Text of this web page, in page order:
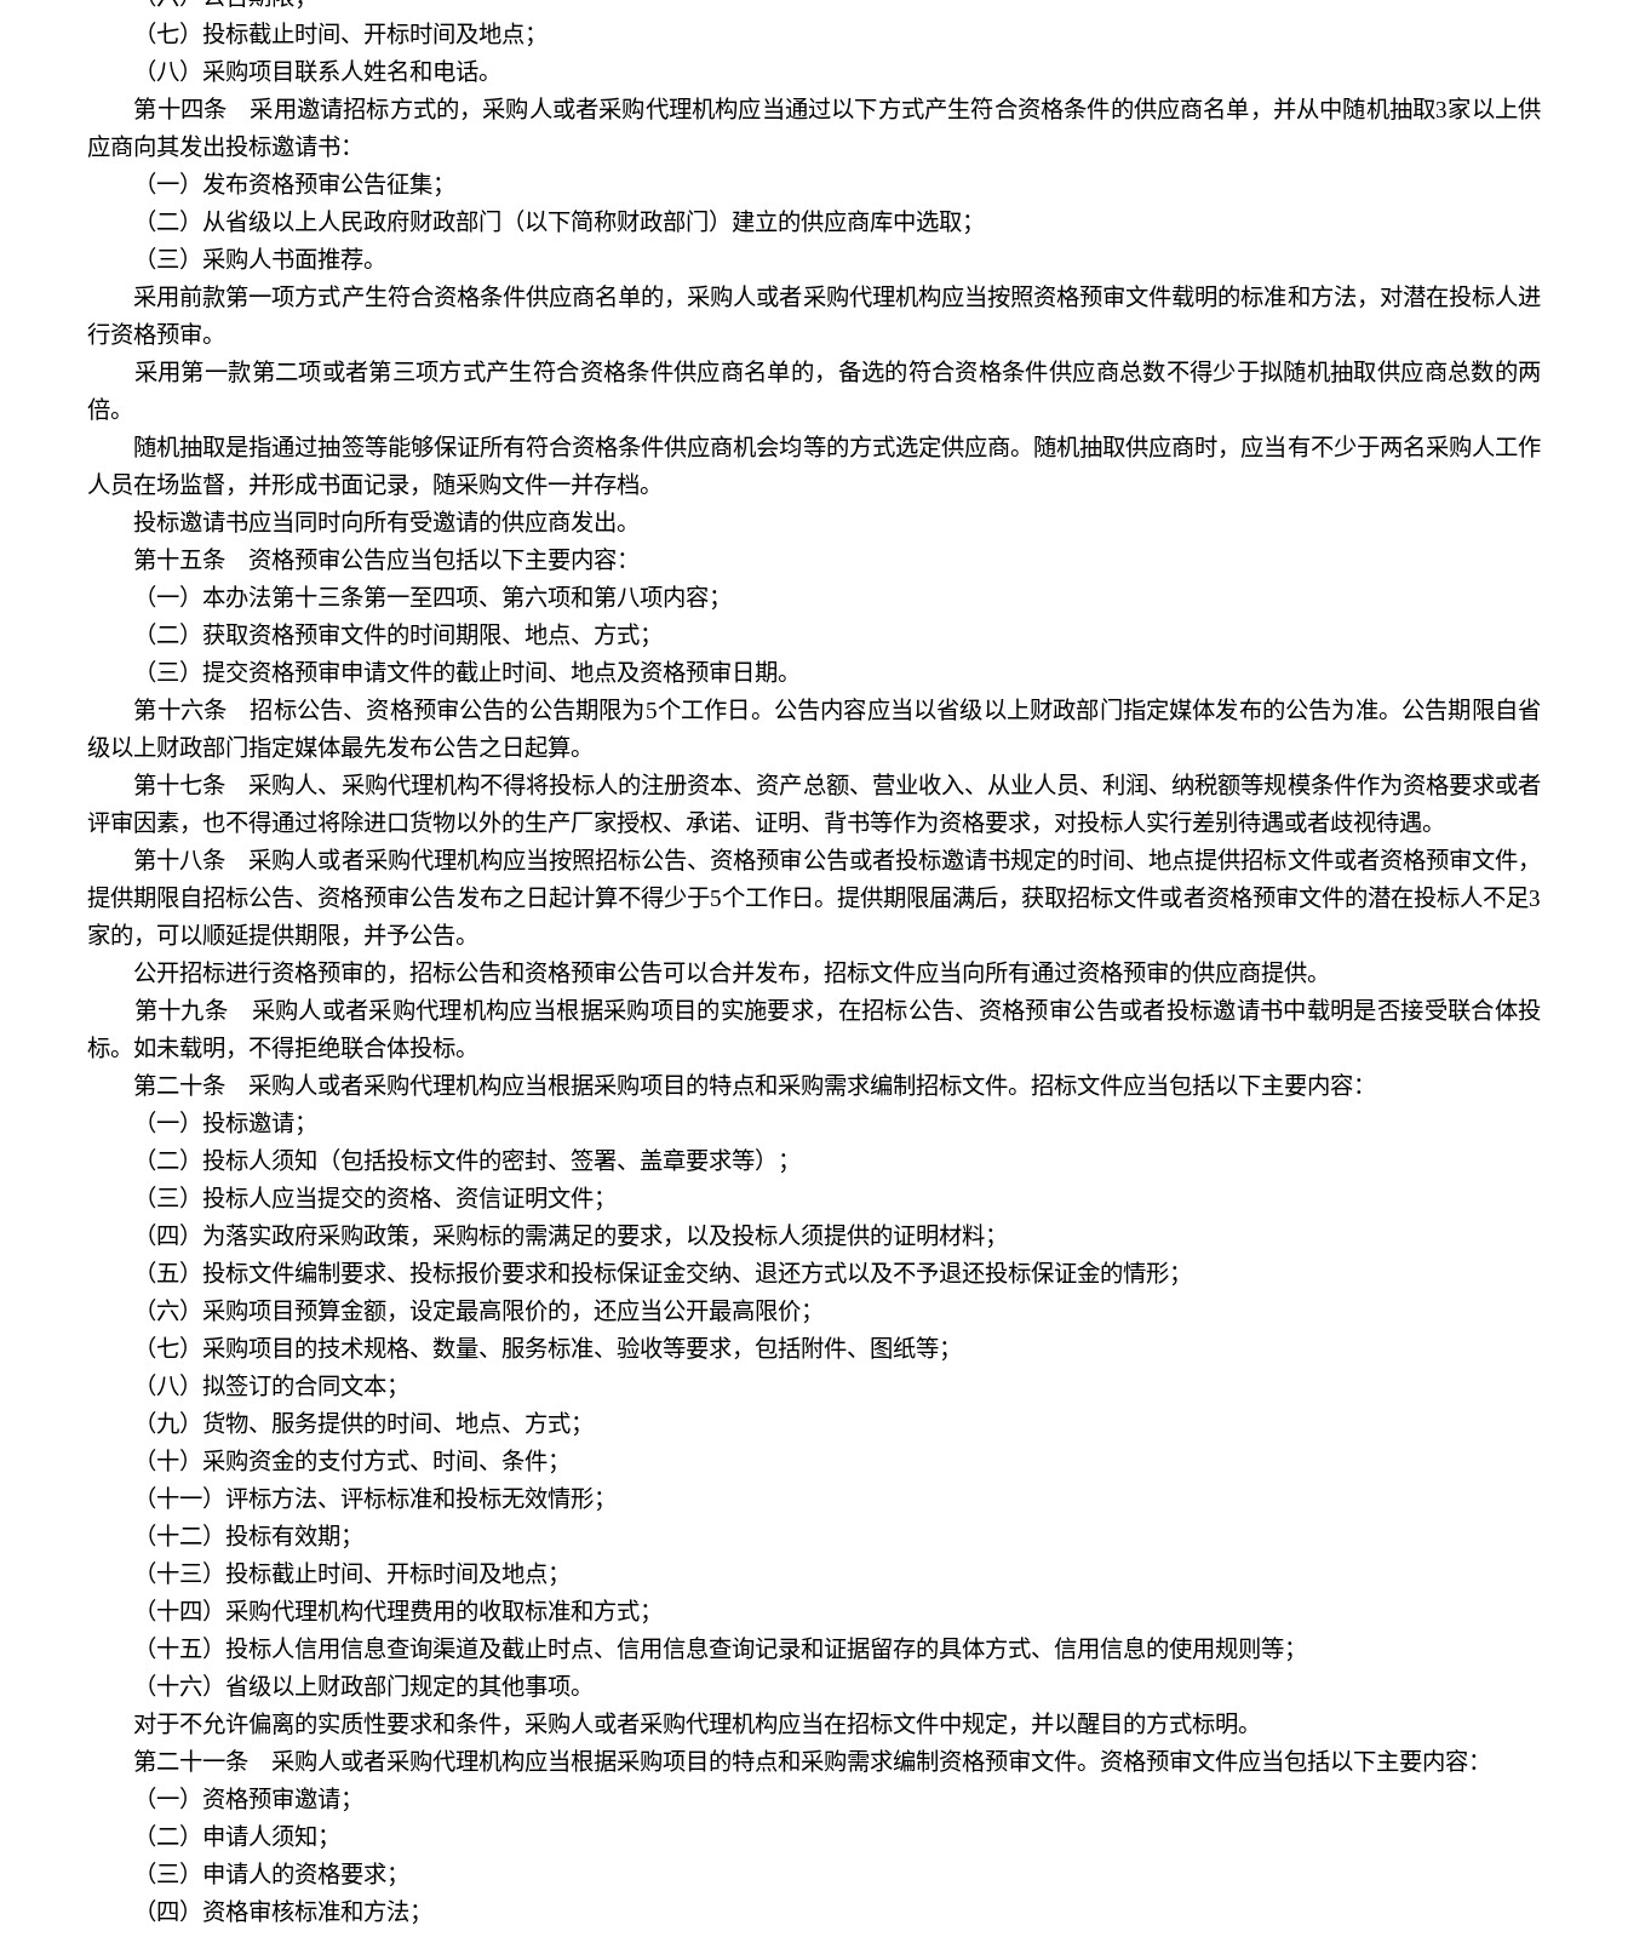
（七）投标截止时间、开标时间及地点；
（八）采购项目联系人姓名和电话。
第十四条 采用邀请招标方式的，采购人或者采购代理机构应当通过以下方式产生符合资格条件的供应商名单，并从中随机抽取3家以上供
应商向其发出投标邀请书：
（一）发布资格预审公告征集；
（二）从省级以上人民政府财政部门（以下简称财政部门）建立的供应商库中选取；
（三）采购人书面推荐。
采用前款第一项方式产生符合资格条件供应商名单的，采购人或者采购代理机构应当按照资格预审文件载明的标准和方法，对潜在投标人进
行资格预审。
采用第一款第二项或者第三项方式产生符合资格条件供应商名单的，备选的符合资格条件供应商总数不得少于拟随机抽取供应商总数的两
倍。
随机抽取是指通过抽签等能够保证所有符合资格条件供应商机会均等的方式选定供应商。随机抽取供应商时，应当有不少于两名采购人工作
人员在场监督，并形成书面记录，随采购文件一并存档。
投标邀请书应当同时向所有受邀请的供应商发出。
第十五条 资格预审公告应当包括以下主要内容：
（一）本办法第十三条第一至四项、第六项和第八项内容；
（二）获取资格预审文件的时间期限、地点、方式；
（三）提交资格预审申请文件的截止时间、地点及资格预审日期。
第十六条 招标公告、资格预审公告的公告期限为5个工作日。公告内容应当以省级以上财政部门指定媒体发布的公告为准。公告期限自省
级以上财政部门指定媒体最先发布公告之日起算。
第十七条 采购人、采购代理机构不得将投标人的注册资本、资产总额、营业收入、从业人员、利润、纳税额等规模条件作为资格要求或者
评审因素，也不得通过将除进口货物以外的生产厂家授权、承诺、证明、背书等作为资格要求，对投标人实行差别待遇或者歧视待遇。
第十八条 采购人或者采购代理机构应当按照招标公告、资格预审公告或者投标邀请书规定的时间、地点提供招标文件或者资格预审文件，
提供期限自招标公告、资格预审公告发布之日起计算不得少于5个工作日。提供期限届满后，获取招标文件或者资格预审文件的潜在投标人不足3
家的，可以顺延提供期限，并予公告。
公开招标进行资格预审的，招标公告和资格预审公告可以合并发布，招标文件应当向所有通过资格预审的供应商提供。
第十九条 采购人或者采购代理机构应当根据采购项目的实施要求，在招标公告、资格预审公告或者投标邀请书中载明是否接受联合体投
标。如未载明，不得拒绝联合体投标。
第二十条 采购人或者采购代理机构应当根据采购项目的特点和采购需求编制招标文件。招标文件应当包括以下主要内容：
（一）投标邀请；
（二）投标人须知（包括投标文件的密封、签署、盖章要求等）；
（三）投标人应当提交的资格、资信证明文件；
（四）为落实政府采购政策，采购标的需满足的要求，以及投标人须提供的证明材料；
（五）投标文件编制要求、投标报价要求和投标保证金交纳、退还方式以及不予退还投标保证金的情形；
（六）采购项目预算金额，设定最高限价的，还应当公开最高限价；
（七）采购项目的技术规格、数量、服务标准、验收等要求，包括附件、图纸等；
（八）拟签订的合同文本；
（九）货物、服务提供的时间、地点、方式；
（十）采购资金的支付方式、时间、条件；
（十一）评标方法、评标标准和投标无效情形；
（十二）投标有效期；
（十三）投标截止时间、开标时间及地点；
（十四）采购代理机构代理费用的收取标准和方式；
（十五）投标人信用信息查询渠道及截止时点、信用信息查询记录和证据留存的具体方式、信用信息的使用规则等；
（十六）省级以上财政部门规定的其他事项。
对于不允许偏离的实质性要求和条件，采购人或者采购代理机构应当在招标文件中规定，并以醒目的方式标明。
第二十一条 采购人或者采购代理机构应当根据采购项目的特点和采购需求编制资格预审文件。资格预审文件应当包括以下主要内容：
（一）资格预审邀请；
（二）申请人须知；
（三）申请人的资格要求；
（四）资格审核标准和方法；